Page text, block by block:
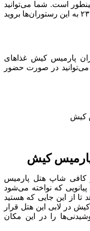
است. شما می‌توانید
برای ناهار از ۱۱:۳۰ تا ۱۵ و شام از ۱۹ تا ۲۳ به این رستوران‌ها بروید
پارمیس کیش غذاهای
در صورت حضور
کیش
کافی شاپ هتل پارمیس
که نواخته می‌شود
از این جایی که هستید
در لابی این هتل قرار
را در این مکان